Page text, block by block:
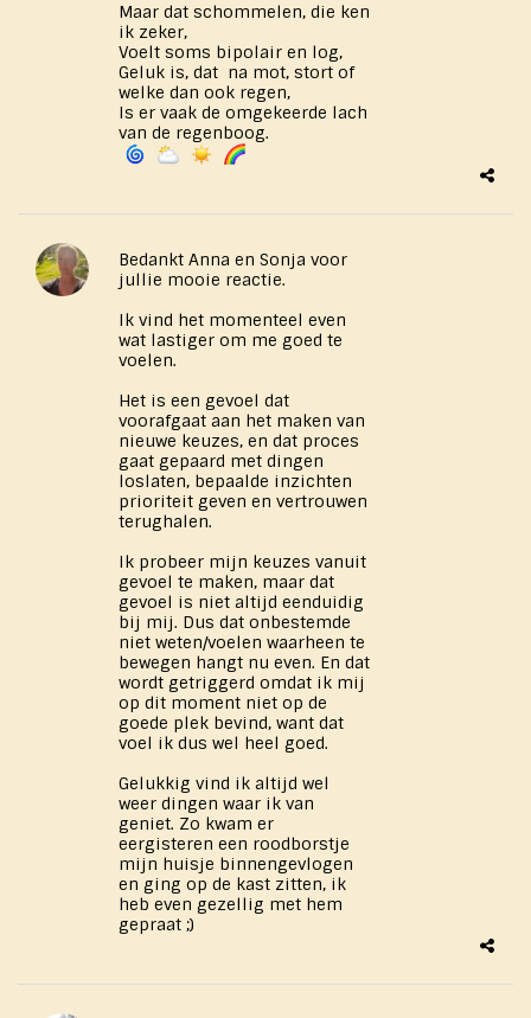
Maar dat schommelen, die ken
ik zeker,
Voelt soms bipolair en log,
Geluk is, dat na mot, stort of
welke dan ook regen,
Is er vaak de omgekeerde lach
van de regenboog.
Bedankt Anna en Sonja voor
jullie mooie reactie.
Ik vind het momenteel even
wat lastiger om me goed te
voelen.
Het is een gevoel dat
voorafgaat aan het maken van
nieuwe keuzes, en dat proces
gaat gepaard met dingen
loslaten, bepaalde inzichten
prioriteit geven en vertrouwen
terughalen.
Ik probeer mijn keuzes vanuit
gevoel te maken, maar dat
gevoel is niet altijd eenduidig
bij mij. Dus dat onbestemde
niet weten/voelen waarheen te
bewegen hangt nu even. En dat
wordt getriggerd omdat ik mij
op dit moment niet op de
goede plek bevind, want dat
voel ik dus wel heel goed.
Gelukkig vind ik altijd wel
weer dingen waar ik van
geniet. Zo kwam er
eergisteren een roodborstje
mijn huisje binnengevlogen
en ging op de kast zitten, ik
heb even gezellig met hem
gepraat ;)